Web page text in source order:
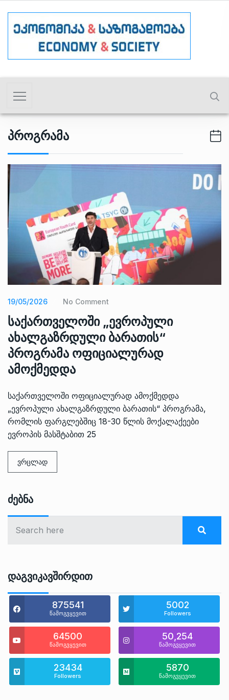
Პროგრამა
19/05/2026 No Comment
საქართველოში „ევროპული
ახალგაზრდული ბარათის“
პროგრამა ოფიციალურად
ამოქმედდა
საქართველოში ოფიციალურად ამოქმედდა
„ევროპული ახალგაზრდული ბარათის“ პროგრამა,
რომლის ფარგლებშიც 18-30 წლის მოქალაქეები
ევროპის მასშტაბით 25
ვრცლად
Ძებნა
Დაგვიკავშირდით
875541
წამოგვყევით
5002
Followers
64500
წამოგვყევით
50,254
წამოგვყევით
23434
Followers
5870
წამოგვყევით